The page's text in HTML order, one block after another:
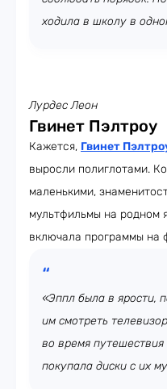
ходила в школу в
Лурдес Леон
Гвинет Пэлтроу
Кажется, Гвинет
выросли полиглотами.
маленькими,
мультфильмы на родном
включала программы на
«Эппл была в ярости,
им смотреть
во время
покупала диски с их